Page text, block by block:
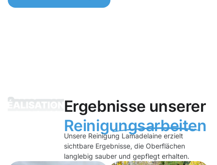
Ergebnisse unserer
Reinigungsarbeiten
Unsere Reinigung Lamadelaine erzielt
sichtbare Ergebnisse, die Oberflächen
langlebig sauber und gepflegt erhalten.